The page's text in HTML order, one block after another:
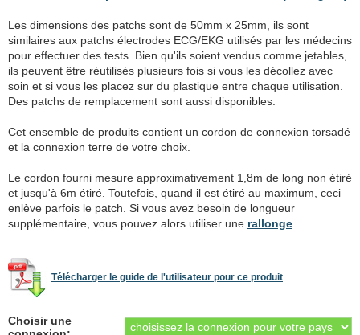
Les dimensions des patchs sont de 50mm x 25mm, ils sont
similaires aux patchs électrodes ECG/EKG utilisés par les médecins
pour effectuer des tests. Bien qu'ils soient vendus comme jetables,
ils peuvent être réutilisés plusieurs fois si vous les décollez avec
soin et si vous les placez sur du plastique entre chaque utilisation.
Des patchs de remplacement sont aussi disponibles.
Cet ensemble de produits contient un cordon de connexion torsadé
et la connexion terre de votre choix.
Le cordon fourni mesure approximativement 1,8m de long non étiré
et jusqu'à 6m étiré. Toutefois, quand il est étiré au maximum, ceci
enlève parfois le patch. Si vous avez besoin de longueur
supplémentaire, vous pouvez alors utiliser une rallonge
Télécharger le guide de l'utilisateur pour ce produit
Choisir une